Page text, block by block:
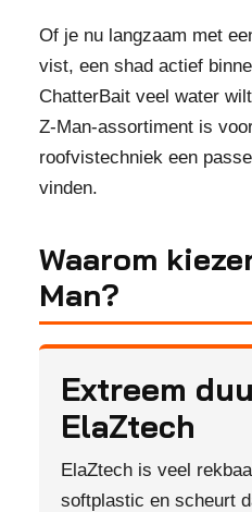
Of je nu langzaam met
vist, een shad actief
ChatterBait veel water
Z-Man-assortiment is
roofvistechniek een
vinden.
Waarom
Man?
Extreem
ElaZtech
ElaZtech is veel
softplastic en scheurt